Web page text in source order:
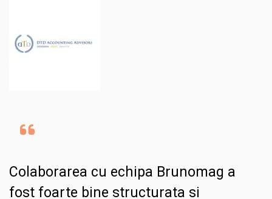
Colaborarea cu echipa Brunomag a
fost foarte bine structurata si